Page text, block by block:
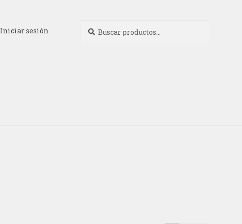
Iniciar sesión
por: